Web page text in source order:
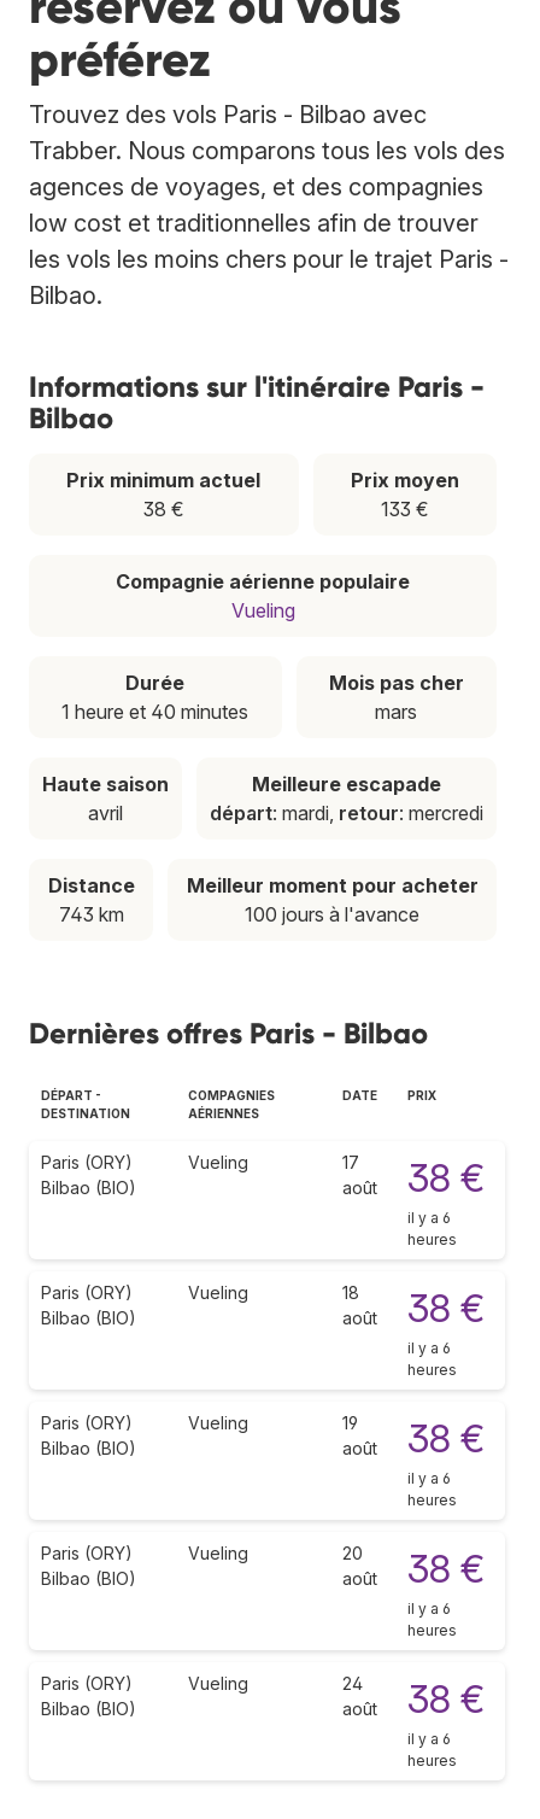
préférez
Trouvez des vols Paris - Bilbao avec
Trabber. Nous comparons tous les vols des
agences de voyages, et des compagnies
low cost et traditionnelles afin de trouver
les vols les moins chers pour le trajet Paris -
Bilbao.
Informations sur l'itinéraire Paris -
Bilbao
Prix minimum actuel
38 €
Prix moyen
133 €
Compagnie aérienne populaire
Vueling
Durée
1 heure et 40 minutes
Mois pas cher
mars
Haute saison
avril
Meilleure escapade
départ: mardi, retour: mercredi
Distance
743 km
Meilleur moment pour acheter
100 jours à l'avance
Dernières offres Paris - Bilbao
DÉPART -
DESTINATION
COMPAGNIES
AÉRIENNES
DATE PRIX
Paris (ORY)
Bilbao (BIO)
Vueling
17
août
38 €
il y a 6
heures
Paris (ORY)
Bilbao (BIO)
Vueling
18
août
38 €
il y a 6
heures
Paris (ORY)
Bilbao (BIO)
Vueling
19
août
38 €
il y a 6
heures
Paris (ORY)
Bilbao (BIO)
Vueling
20
août
38 €
il y a 6
heures
Paris (ORY)
Bilbao (BIO)
Vueling
24
août
38 €
il y a 6
heures